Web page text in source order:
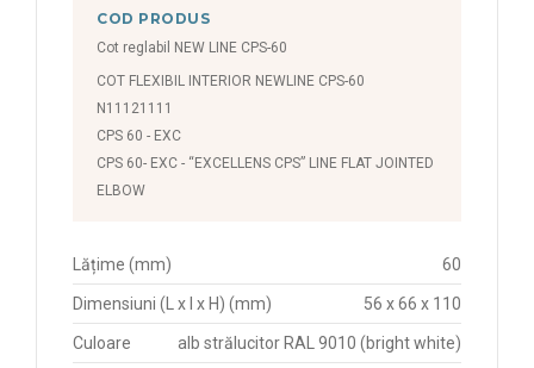
COD PRODUS
Cot reglabil NEW LINE CPS-60
COT FLEXIBIL INTERIOR NEWLINE CPS-60
N11121111
CPS 60 - EXC
CPS 60- EXC - “EXCELLENS CPS” LINE FLAT JOINTED
ELBOW
Lățime (mm) 60
Dimensiuni (L x l x H) (mm) 56 x 66 x 110
Culoare
alb strălucitor RAL 9010 (bright white)